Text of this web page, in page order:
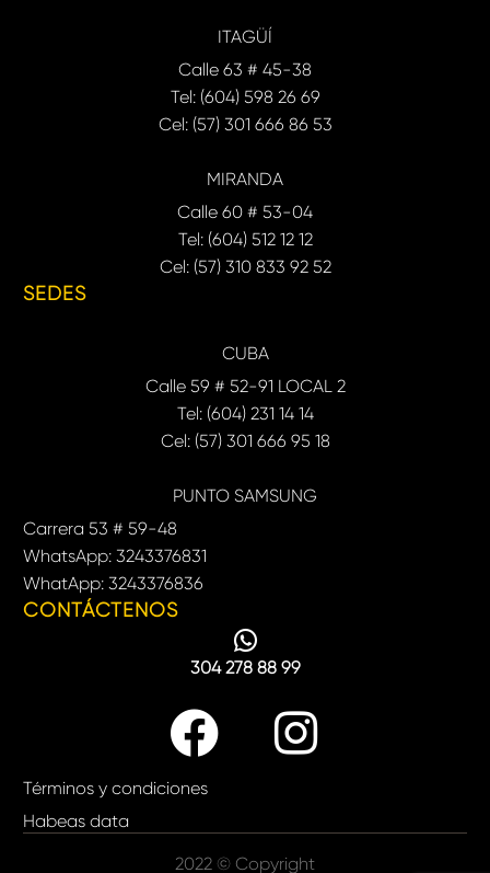
ITAGÜÍ
Calle 63 # 45-38
Tel: (604) 598 26 69
Cel: (57) 301 666 86 53
MIRANDA
Calle 60 # 53-04
Tel: (604) 512 12 12
Cel: (57) 310 833 92 52
SEDES
CUBA
Calle 59 # 52-91 LOCAL 2
Tel: (604) 231 14 14
Cel: (57) 301 666 95 18
PUNTO SAMSUNG
Carrera 53 # 59-48
WhatsApp: 3243376831
WhatApp: 3243376836
CONTÁCTENOS
304 278 88 99
Términos y condiciones
Habeas data
2022 © Copyright